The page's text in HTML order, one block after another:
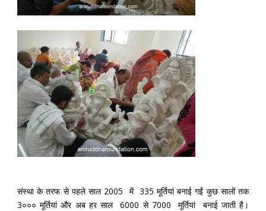
संस्था के तरफ से पहले साल 2005 में 335 मूर्तियां बनाई गईं कुछ सालों तक
3००० मूर्तियां और अब हर साल 6000 से 7000 मूर्तियां बनाई जाती है।